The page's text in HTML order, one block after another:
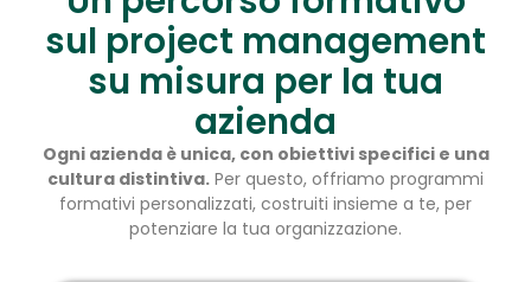
sul project management
su misura per la tua
azienda
Ogni azienda è unica, con obiettivi specifici e una
cultura distintiva. Per questo, offriamo programmi
formativi personalizzati, costruiti insieme a te, per
potenziare la tua organizzazione.